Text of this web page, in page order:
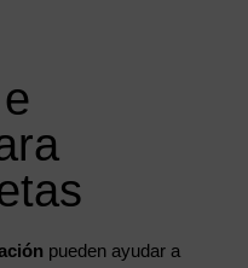
pueden ayudar a